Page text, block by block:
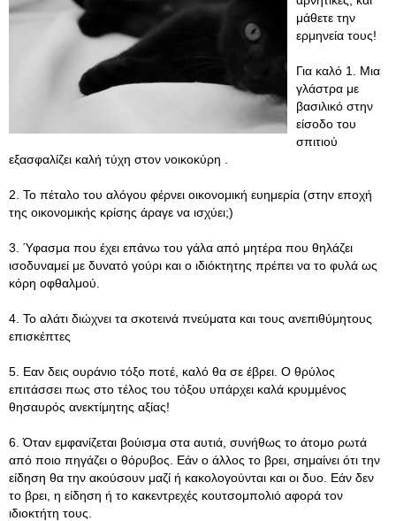
μάθετε την
ερμηνεία τους!
Για καλό 1. Μια
γλάστρα με
βασιλικό στην
είσοδο του
σπιτιού
εξασφαλίζει καλή τύχη στον νοικοκύρη .
2. Το πέταλο του αλόγου φέρνει οικονομική ευημερία (στην εποχή
της οικονομικής κρίσης άραγε να ισχύει;)
3. Ύφασμα που έχει επάνω του γάλα από μητέρα που θηλάζει
ισοδυναμεί με δυνατό γούρι και ο ιδιόκτητης πρέπει να το φυλά ως
κόρη οφθαλμού.
4. Το αλάτι διώχνει τα σκοτεινά πνεύματα και τους ανεπιθύμητους
επισκέπτες
5. Εαν δεις ουράνιο τόξο ποτέ, καλό θα σε έβρει. Ο θρύλος
επιτάσσει πως στο τέλος του τόξου υπάρχει καλά κρυμμένος
θησαυρός ανεκτίμητης αξίας!
6. Όταν εμφανίζεται βούισμα στα αυτιά, συνήθως το άτομο ρωτά
από ποιο πηγάζει ο θόρυβος. Εάν ο άλλος το βρει, σημαίνει ότι την
είδηση θα την ακούσουν μαζί ή κακολογούνται και οι δυο. Εάν δεν
το βρει, η είδηση ή το κακεντρεχές κουτσομπολιό αφορά τον
ιδιοκτήτη τους.